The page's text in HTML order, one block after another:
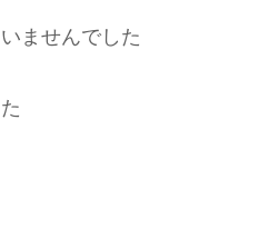
ませんでした